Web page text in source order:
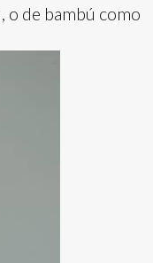
de bambú como